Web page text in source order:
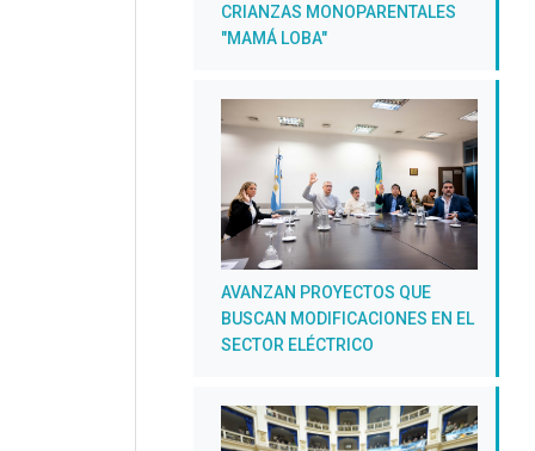
CRIANZAS MONOPARENTALES
"MAMÁ LOBA"
AVANZAN PROYECTOS QUE
BUSCAN MODIFICACIONES EN EL
SECTOR ELÉCTRICO